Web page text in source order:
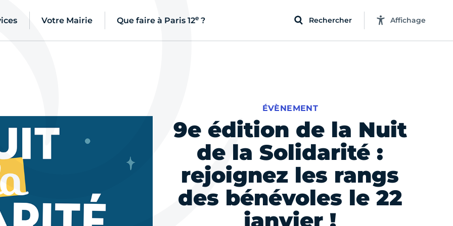
Votre Mairie Que faire à Paris 12e ? Rechercher Affichage
9e édition de la Nuit
de la Solidarité :
rejoignez les rangs
des bénévoles le 22
janvier !
ÉVÈNEMENT